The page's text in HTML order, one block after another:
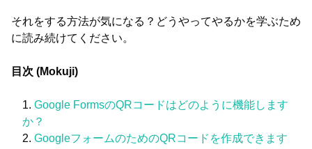
それをする方法が気になる？どうやってやるかを学ぶため
に読み続けてください。
目次 (Mokuji)
Google FormsのQRコードはどのように機能します
か？
GoogleフォームのためのQRコードを作成できます